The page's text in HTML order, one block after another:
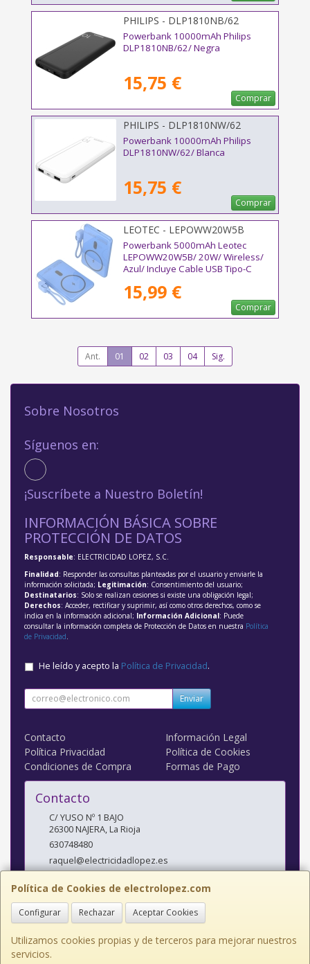
PHILIPS - DLP1810NB/62
Powerbank 10000mAh Philips
DLP1810NB/62/ Negra
15,75 €
Comprar
PHILIPS - DLP1810NW/62
Powerbank 10000mAh Philips
DLP1810NW/62/ Blanca
15,75 €
Comprar
LEOTEC - LEPOWW20W5B
Powerbank 5000mAh Leotec
LEPOWW20W5B/ 20W/ Wireless/
Azul/ Incluye Cable USB Tipo-C
15,99 €
Comprar
Ant. 01 02 03 04 Sig.
Política de Cookies de electrolopez.com
Configurar Rechazar Aceptar Cookies
Utilizamos cookies propias y de terceros para mejorar nuestros
servicios.
Sobre Nosotros
Síguenos en:
¡Suscríbete a Nuestro Boletín!
INFORMACIÓN BÁSICA SOBRE
PROTECCIÓN DE DATOS
Responsable: ELECTRICIDAD LOPEZ, S.C.
Finalidad: Responder las consultas planteadas por el usuario y enviarle la
información solicitada; Legitimación: Consentimiento del usuario;
Destinatarios: Solo se realizan cesiones si existe una obligación legal;
Derechos: Acceder, rectificar y suprimir, así como otros derechos, como se
indica en la información adicional; Información Adicional: Puede
consultar la información completa de Protección de Datos en nuestra Política
de Privacidad
He leído y acepto la Política de Privacidad.
Enviar
Contacto
Información Legal
Política Privacidad
Política de Cookies
Condiciones de Compra
Formas de Pago
Contacto
C/ YUSO Nº 1 BAJO
26300NAJERA,La Rioja
630748480
raquel@electricidadlopez.es
Horario
LUNES A VIERNES DE 10:00 A 14:00 H Y DE 17:00 H A 20:00 H